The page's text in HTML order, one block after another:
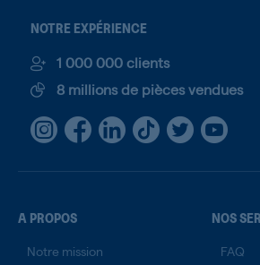
NOTRE EXPÉRIENCE
1 000 000 clients
8 millions de pièces vendues
A PROPOS
Notre mission
NOS
FAQ